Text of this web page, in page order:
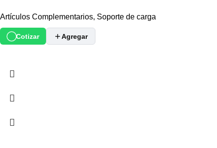
Artículos Complementarios, Soporte de carga
Cotizar Agregar